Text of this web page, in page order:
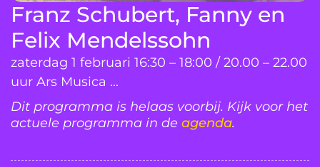
Franz Schubert, Fanny en
Felix Mendelssohn
zaterdag 1 februari 16:30 – 18:00 / 20.00 – 22.00
uur Ars Musica ...
Dit programma is helaas voorbij. Kijk voor het
actuele programma in de agenda.